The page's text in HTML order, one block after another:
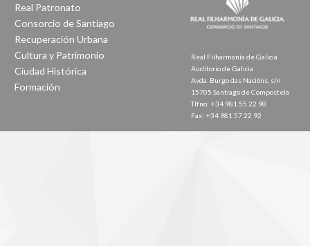
Real Patronato
Consorcio de Santiago
Recuperación Urbana
Cultura y Patrimonio
Ciudad Histórica
Formación
Real Filharmonía de Galicia
Auditorio de Galicia
Avda. Burgo das Nacións, s/n
15705 Santiago de Compostela
Tlfno: +34 981 55 22 90
Fax: +34 981 57 22 92